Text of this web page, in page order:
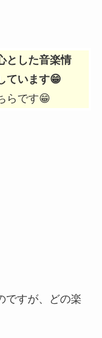
とした音楽情
ています😁
らです😁
ですが、どの楽